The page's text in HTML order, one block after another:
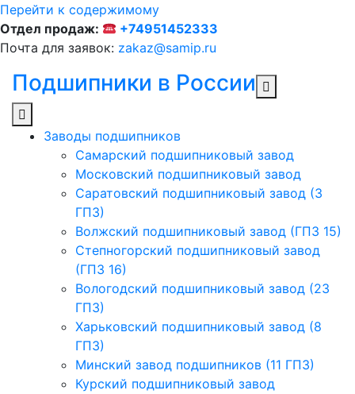
Перейти к содержимому
Отдел продаж:
+74951452333
Почта для заявок: zakaz@samip.ru
Подшипники в России
Заводы подшипников
Cамарский подшипниковый завод
Московский подшипниковый завод
Саратовский подшипниковый завод (3
ГПЗ)
Волжский подшипниковый завод (ГПЗ 15)
Степногорский подшипниковый завод
(ГПЗ 16)
Вологодский подшипниковый завод (23
ГПЗ)
Харьковский подшипниковый завод (8
ГПЗ)
Минский завод подшипников (11 ГПЗ)
Курский подшипниковый завод